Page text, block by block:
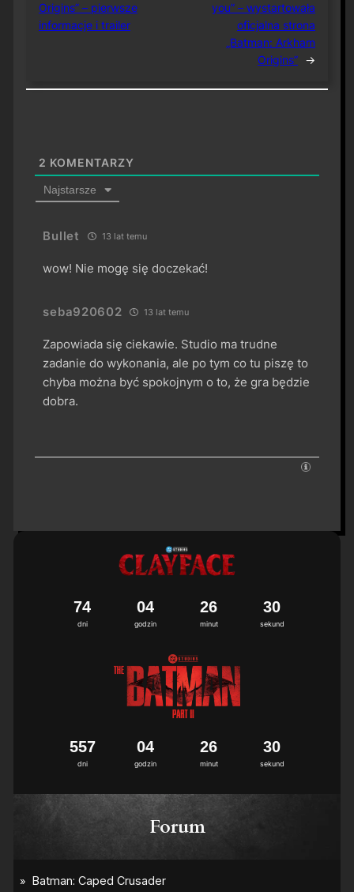
Origins” – pierwsze
informacje i trailer
you” – wystartowała
oficjalna strona
„Batman: Arkham
Origins” →
2 KOMENTARZY
Najstarsze
Bullet 13 lat temu
wow! Nie mogę się doczekać!
seba920602 13 lat temu
Zapowiada się ciekawie. Studio ma trudne
zadanie do wykonania, ale po tym co tu piszę to
chyba można być spokojnym o to, że gra będzie
dobra.
dni
74
godzin
04
minut
26
sekund
2
3
9
0
dni
557
godzin
04
minut
26
sekund
2
3
9
0
Forum